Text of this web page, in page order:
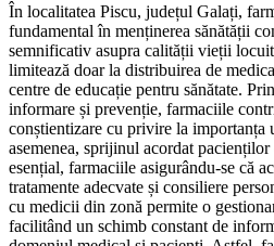
În localitatea Piscu, județul Galați,
fundamental în menținerea sănătății
semnificativ asupra calității vieții
limitează doar la distribuirea de
centre de educație pentru sănătate.
informare și prevenție, farmaciile
conștientizare cu privire la importanța
asemenea, sprijinul acordat
esențial, farmaciile asigurându-se că
tratamente adecvate și consiliere
cu medicii din zonă permite o
facilitând un schimb constant de